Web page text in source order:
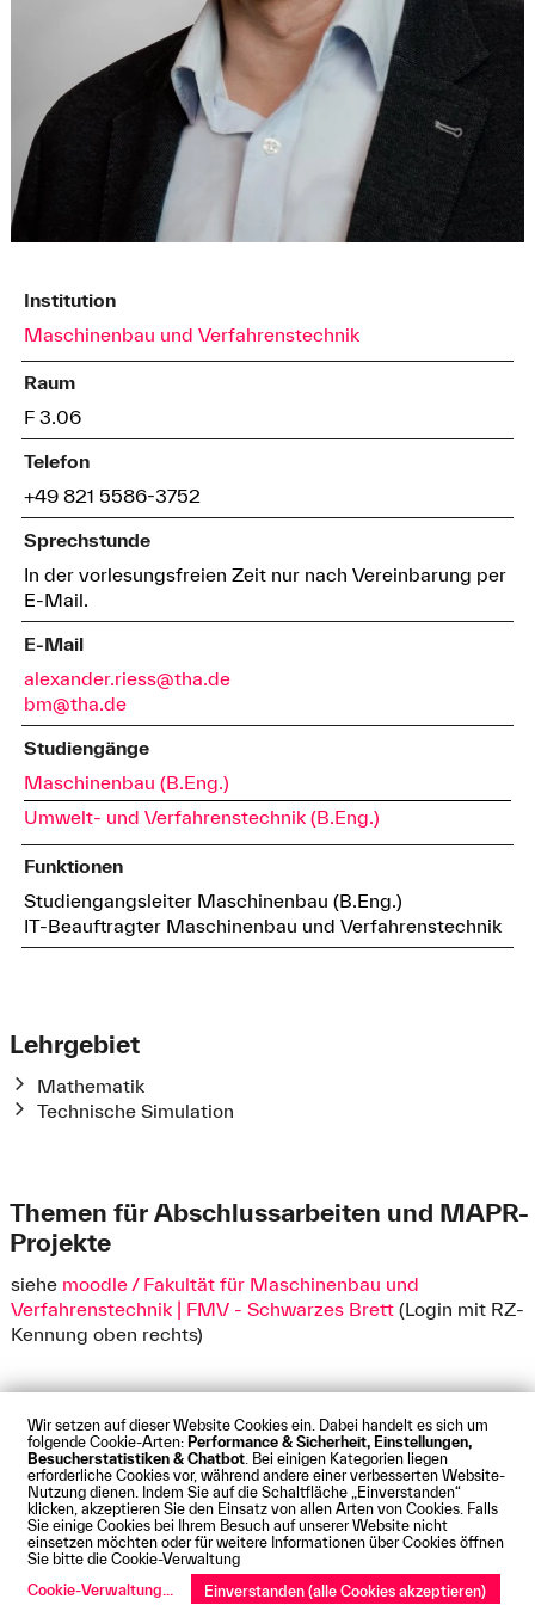
Wir setzen auf dieser Website Cookies ein. Dabei handelt es sich um
folgende Cookie-Arten: Performance & Sicherheit, Einstellungen,
Besucherstatistiken & Chatbot . Bei einigen Kategorien liegen
erforderliche Cookies vor, während andere einer verbesserten Website-
Nutzung dienen. Indem Sie auf die Schaltfläche „Einverstanden“
klicken, akzeptieren Sie den Einsatz von allen Arten von Cookies. Falls
Sie einige Cookies bei Ihrem Besuch auf unserer Website nicht
einsetzen möchten oder für weitere Informationen über Cookies öffnen
Sie bitte die Cookie-Verwaltung
Cookie-Verwaltung
Einverstanden (alle Cookies akzeptieren)
Institution
Maschinenbau und Verfahrenstechnik
Raum
F 3.06
Telefon
+49 821 5586-3752
Sprechstunde
In der vorlesungsfreien Zeit nur nach Vereinbarung per
E-Mail.
E-Mail
alexander.riess@tha.de
bm@tha.de
Studiengänge
Maschinenbau (B.Eng.)
Umwelt- und Verfahrenstechnik (B.Eng.)
Funktionen
Studiengangsleiter Maschinenbau (B.Eng.)
IT-Beauftragter Maschinenbau und Verfahrenstechnik
Lehrgebiet
Mathematik
Technische Simulation
Themen für Abschlussarbeiten und MAPR-
Projekte
siehe moodle / Fakultät für Maschinenbau und
Verfahrenstechnik | FMV - Schwarzes Brett(Login mit RZ-
Kennung oben rechts)
Impressum Datenschutz Cookies
Barrierefreiheit
Kontakt Presse Anfahrt Intranet Webmail
© Technische Hochschule Augsburg